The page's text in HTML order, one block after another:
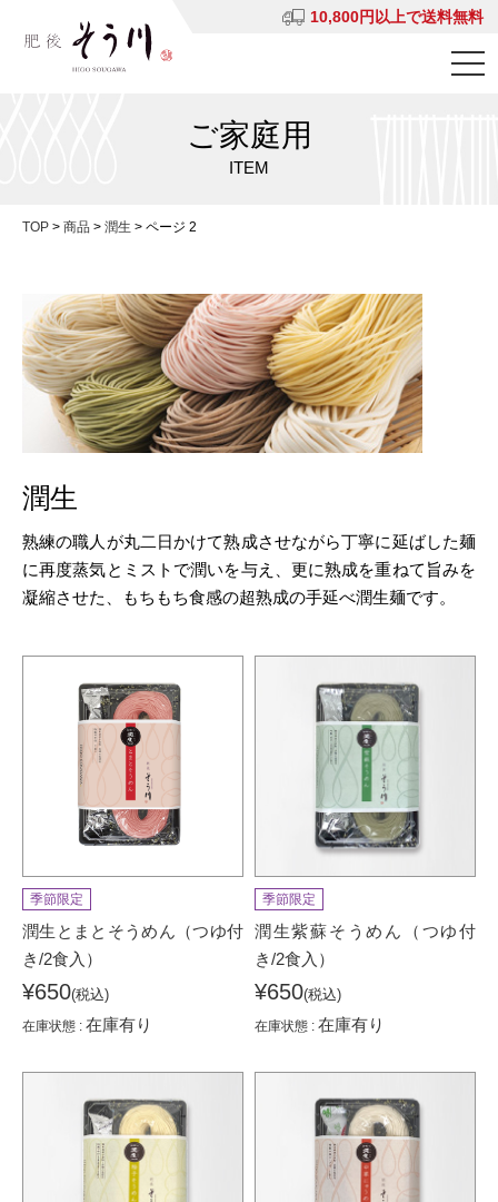
10,800円以上で送料無料
ご家庭用
ITEM
TOP > 商品 > 潤生 > ページ 2
潤生
熟練の職人が丸二日かけて熟成させながら丁寧に延ばした麺
に再度蒸気とミストで潤いを与え、更に熟成を重ねて旨みを
凝縮させた、もちもち食感の超熟成の手延べ潤生麺です。
季節限定
潤生とまとそうめん（つゆ付
き/2食入）
¥650(税込)
在庫状態 : 在庫有り
季節限定
潤生紫蘇そうめん（つゆ付
き/2食入）
¥650(税込)
在庫状態 : 在庫有り